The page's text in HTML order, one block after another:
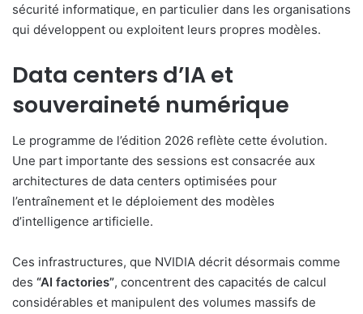
sécurité informatique, en particulier dans les organisations
qui développent ou exploitent leurs propres modèles.
Data centers d’IA et
souveraineté numérique
Le programme de l’édition 2026 reflète cette évolution.
Une part importante des sessions est consacrée aux
architectures de data centers optimisées pour
l’entraînement et le déploiement des modèles
d’intelligence artificielle.
Ces infrastructures, que NVIDIA décrit désormais comme
des “AI factories”, concentrent des capacités de calcul
considérables et manipulent des volumes massifs de